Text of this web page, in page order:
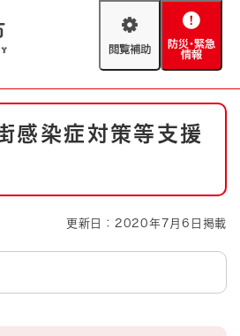
閲
助
防
緊
情
報 救急・消防
感染症対策等支援
更新日：2020年7月6日掲載